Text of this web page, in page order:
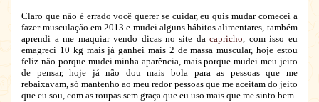
Claro que não é errado você querer se cuidar, eu quis mudar comecei a
fazer musculação em 2013 e mudei alguns hábitos alimentares, também
aprendi a me maquiar vendo dicas no site dacapricho, com isso eu
emagreci 10 kg mais já ganhei mais 2 de massa muscular, hoje estou
feliz não porque mudei minha aparência, mais porque mudei meu jeito
de pensar, hoje já não dou mais bola para as pessoas que me
rebaixavam, só mantenho ao meu redor pessoas que me aceitam do jeito
que eu sou, com as roupas sem graça que eu uso mais que me sinto bem.